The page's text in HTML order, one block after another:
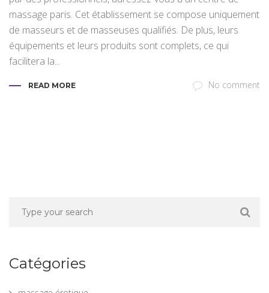
massage paris. Cet établissement se compose uniquement
de masseurs et de masseuses qualifiés. De plus, leurs
équipements et leurs produits sont complets, ce qui
facilitera la...
READ MORE No comment
Catégories